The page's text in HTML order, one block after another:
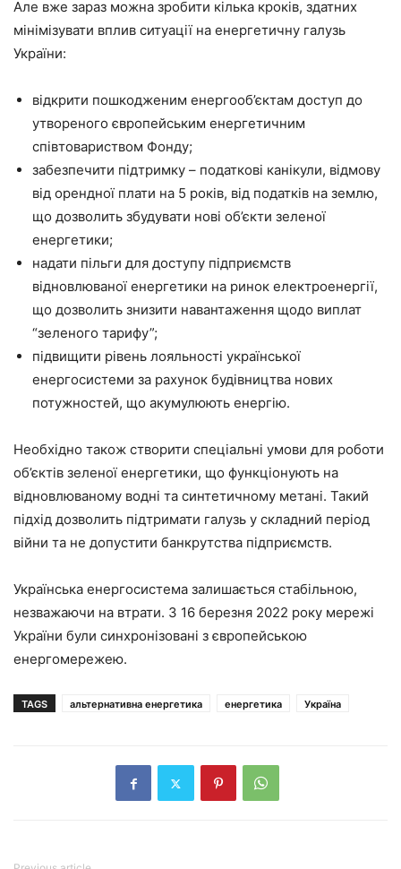
Але вже зараз можна зробити кілька кроків, здатних
мінімізувати вплив ситуації на енергетичну галузь
України:
відкрити пошкодженим енергооб’єктам доступ до
утвореного європейським енергетичним
співтовариством Фонду;
забезпечити підтримку – податкові канікули, відмову
від орендної плати на 5 років, від податків на землю,
що дозволить збудувати нові об’єкти зеленої
енергетики;
надати пільги для доступу підприємств
відновлюваної енергетики на ринок електроенергії,
що дозволить знизити навантаження щодо виплат
“зеленого тарифу”;
підвищити рівень лояльності української
енергосистеми за рахунок будівництва нових
потужностей, що акумулюють енергію.
Необхідно також створити спеціальні умови для роботи
об’єктів зеленої енергетики, що функціонують на
відновлюваному водні та синтетичному метані. Такий
підхід дозволить підтримати галузь у складний період
війни та не допустити банкрутства підприємств.
Українська енергосистема залишається стабільною,
незважаючи на втрати. З 16 березня 2022 року мережі
України були синхронізовані з європейською
енергомережею.
TAGS альтернативна енергетика енергетика Україна